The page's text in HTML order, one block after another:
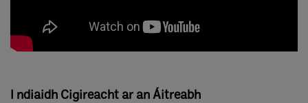
I ndiaidh Cigireacht ar an Áitreabh